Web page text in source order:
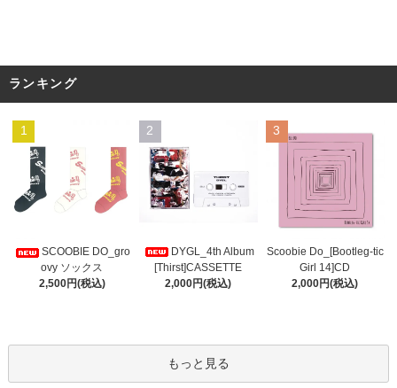
ランキング
1
SCOOBIE DO_gro
ovy ソックス
2,500円(税込)
2
DYGL_4th Album
[Thirst]CASSETTE
2,000円(税込)
3
Scoobie Do_[Bootleg-tic
Girl 14]CD
2,000円(税込)
もっと見る